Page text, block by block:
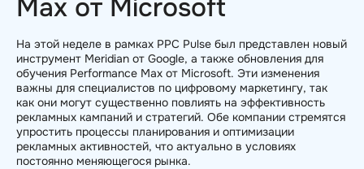
Max от Microsoft
На этой неделе в рамках PPC Pulse был представлен новый
инструмент Meridian от Google, а также обновления для
обучения Performance Max от Microsoft. Эти изменения
важны для специалистов по цифровому маркетингу, так
как они могут существенно повлиять на эффективность
рекламных кампаний и стратегий. Обе компании стремятся
упростить процессы планирования и оптимизации
рекламных активностей, что актуально в условиях
постоянно меняющегося рынка.